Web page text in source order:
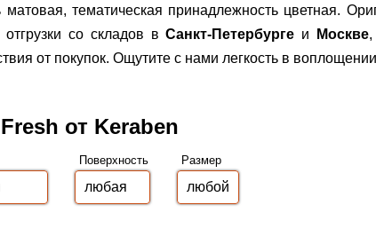
тематическая принадлежность цветная.
отгрузки со складов вСанкт-Петербурге и Москве,
от покупок. Ощутите с нами легкость в
от Keraben
Поверхность Размер